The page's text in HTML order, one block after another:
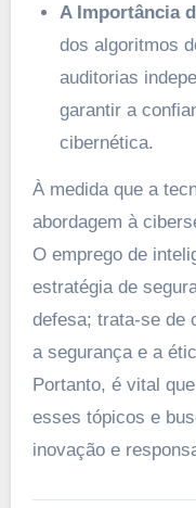
A Importância
dos algoritmos
auditorias
garantir a
cibernética.
À medida que a
abordagem à
O emprego de
estratégia de
defesa; trata-se de
a segurança e a
Portanto, é vital
esses tópicos e
inovação e